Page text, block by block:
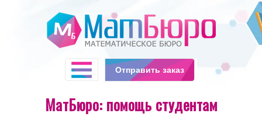
МатБюро: помощь студентам
Отправить заказ